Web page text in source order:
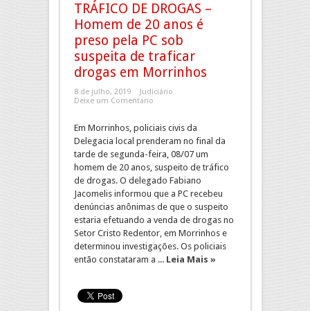
TRÁFICO DE DROGAS –
Homem de 20 anos é
preso pela PC sob
suspeita de traficar
drogas em Morrinhos
8 de julho, 2019
Judiciário
Deixe um Comentario
Em Morrinhos, policiais civis da
Delegacia local prenderam no final da
tarde de segunda-feira, 08/07 um
homem de 20 anos, suspeito de tráfico
de drogas. O delegado Fabiano
Jacomelis informou que a PC recebeu
denúncias anônimas de que o suspeito
estaria efetuando a venda de drogas no
Setor Cristo Redentor, em Morrinhos e
determinou investigações. Os policiais
então constataram a ... Leia Mais »